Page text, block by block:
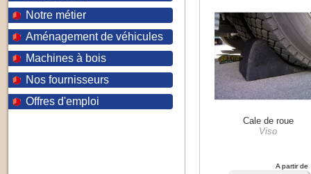
Notre métier
Aménagement de véhicules
Machines à bois
Nos fournisseurs
Offres d'emploi
Cale de roue
Viso
A partir de